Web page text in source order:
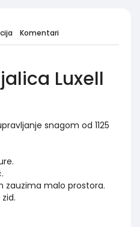
Komentari
Luxell
snagom od 1125
zauzima malo prostora.